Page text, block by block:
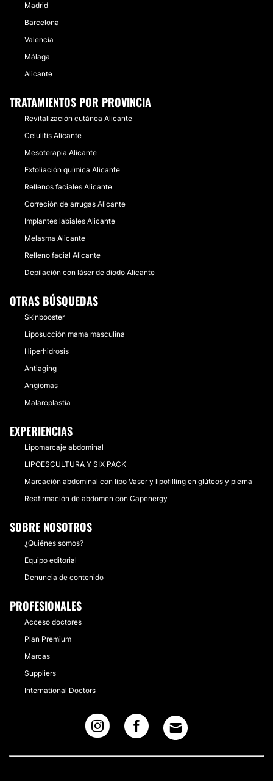
Madrid
Barcelona
Valencia
Málaga
Alicante
TRATAMIENTOS POR PROVINCIA
Revitalización cutánea Alicante
Celulitis Alicante
Mesoterapia Alicante
Exfoliación química Alicante
Rellenos faciales Alicante
Correción de arrugas Alicante
Implantes labiales Alicante
Melasma Alicante
Relleno facial Alicante
Depilación con láser de diodo Alicante
OTRAS BÚSQUEDAS
Skinbooster
Liposucción mama masculina
Hiperhidrosis
Antiaging
Angiomas
Malaroplastia
EXPERIENCIAS
Lipomarcaje abdominal
LIPOESCULTURA Y SIX PACK
Marcación abdominal con lipo Vaser y lipofilling en glúteos y pierna
Reafirmación de abdomen con Capenergy
SOBRE NOSOTROS
¿Quiénes somos?
Equipo editorial
Denuncia de contenido
PROFESIONALES
Acceso doctores
Plan Premium
Marcas
Suppliers
International Doctors